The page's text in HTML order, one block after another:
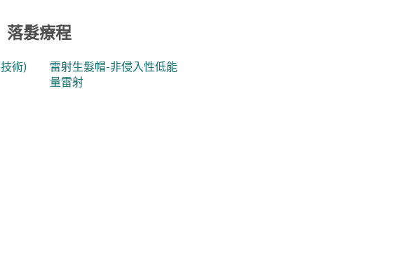
落髮療程
術)
雷射生髮帽-非侵入性低能
量雷射